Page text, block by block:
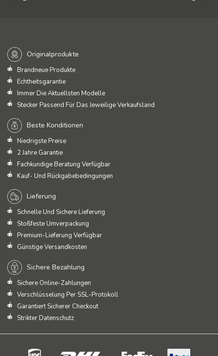
Originalprodukte
Brandneue Produkte
Echtheitsgarantie
Immer Die Aktuellsten Modelle
Stecker Passend Für Das Jeweilige Verkaufsland
Beste Konditionen
Niedrigste Preise
2 Jahre Garantie
Fachkundige Beratung Verfügbar
Kauf- Und Rückgabebedingungen
Lieferung
Schnelle Und Sichere Lieferung
Stoßfeste Umverpackung
Premium-Lieferung Verfügbar
Günstige Versandkosten
Sichere Bezahlung
Sichere Online-Zahlungen
Verschlüsselung Per SSL-Protokoll
Garantiert Sicherer Checkout
Strikter Datenschutz